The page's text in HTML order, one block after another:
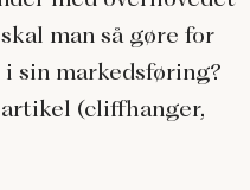
man så gøre for
sin markedsføring?
(cliffhanger,